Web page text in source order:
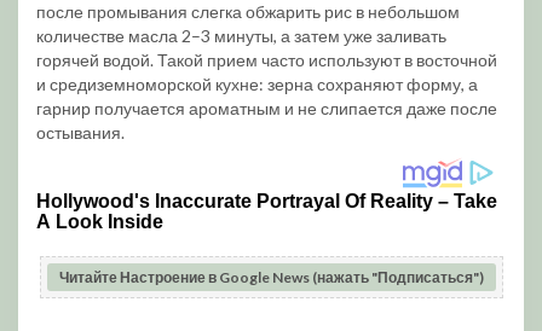
после промывания слегка обжарить рис в небольшом
количестве масла 2–3 минуты, а затем уже заливать
горячей водой. Такой прием часто используют в восточной
и средиземноморской кухне: зерна сохраняют форму, а
гарнир получается ароматным и не слипается даже после
остывания.
Читайте Настроение в Google News (нажать "Подписаться")